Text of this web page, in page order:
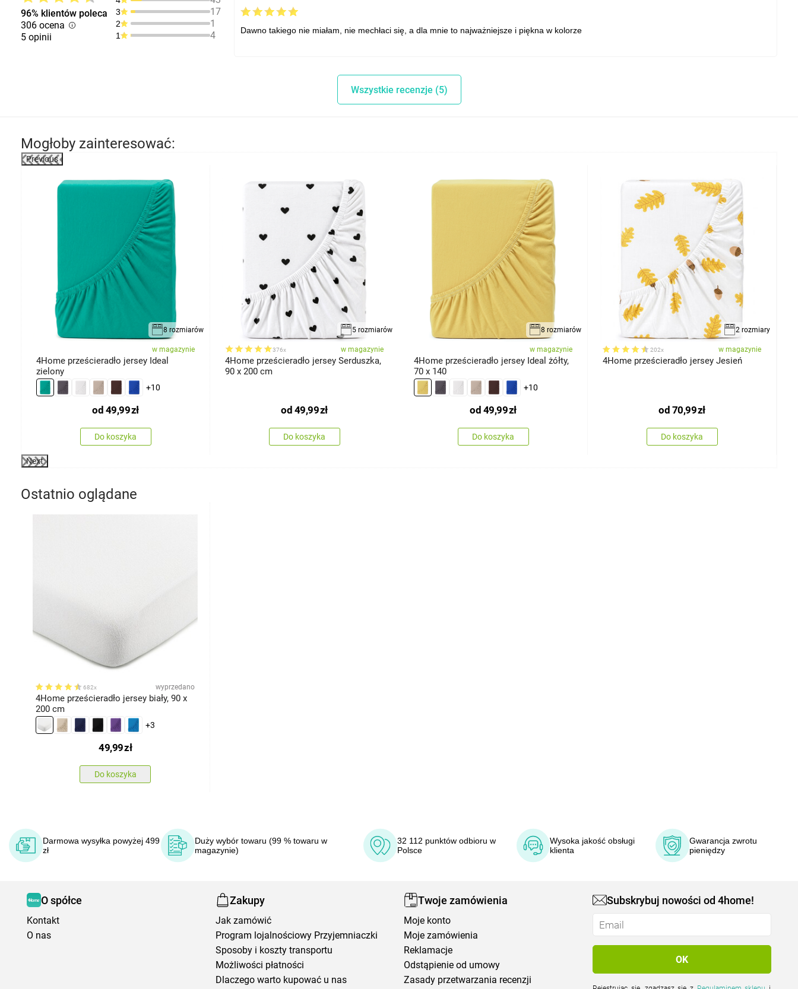
96% klientów poleca
306 ocena
5 opinii
3 17
2 1
1 4 Dawno takiego nie miałam, nie mechłaci się, a dla mnie to najważniejsze i piękna w kolorze
Wszystkie recenzje (5)
Mogłoby zainteresować:
Previous
8 rozmiarów
w magazynie
4Home prześcieradło jersey Ideal
zielony
+10
od 49,99zł
Do koszyka
5 rozmiarów
376x w magazynie
4Home prześcieradło jersey Serduszka,
90 x 200 cm
od 49,99zł
Do koszyka
8 rozmiarów
w magazynie
4Home prześcieradło jersey Ideal żółty,
70 x 140
+10
od 49,99zł
Do koszyka
2 rozmiary
202x w magazynie
4Home prześcieradło jersey Jesień
od 70,99zł
Do koszyka
Next
Ostatnio oglądane
682x wyprzedano
4Home prześcieradło jersey biały, 90 x
200 cm
+3
49,99zł
Do koszyka
Darmowa wysyłka powyżej 499
zł
Duży wybór towaru (99 % towaru w
magazynie)
32 112 punktów odbioru w
Polsce
Wysoka jakość obsługi
klienta
Gwarancja zwrotu
pieniędzy
O spółce
Kontakt
O nas
Zakupy
Jak zamówić
Program lojalnościowy Przyjemniaczki
Sposoby i koszty transportu
Możliwości płatności
Dlaczego warto kupować u nas
Twoje zamówienia
Moje konto
Moje zamówienia
Reklamacje
Odstąpienie od umowy
Zasady przetwarzania recenzji
Subskrybuj nowości od 4home!